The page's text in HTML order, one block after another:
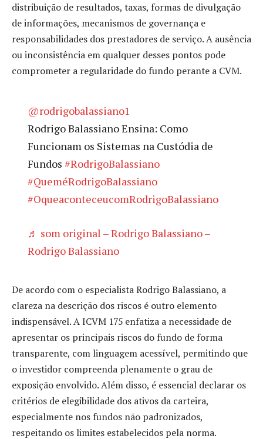
distribuição de resultados, taxas, formas de divulgação
de informações, mecanismos de governança e
responsabilidades dos prestadores de serviço. A ausência
ou inconsistência em qualquer desses pontos pode
comprometer a regularidade do fundo perante a CVM.
@rodrigobalassiano1
Rodrigo Balassiano Ensina: Como
Funcionam os Sistemas na Custódia de
Fundos #RodrigoBalassiano
#QueméRodrigoBalassiano
#OqueaconteceucomRodrigoBalassiano
♬ som original – Rodrigo Balassiano –
Rodrigo Balassiano
De acordo com o especialista Rodrigo Balassiano, a
clareza na descrição dos riscos é outro elemento
indispensável. A ICVM 175 enfatiza a necessidade de
apresentar os principais riscos do fundo de forma
transparente, com linguagem acessível, permitindo que
o investidor compreenda plenamente o grau de
exposição envolvido. Além disso, é essencial declarar os
critérios de elegibilidade dos ativos da carteira,
especialmente nos fundos não padronizados,
respeitando os limites estabelecidos pela norma.